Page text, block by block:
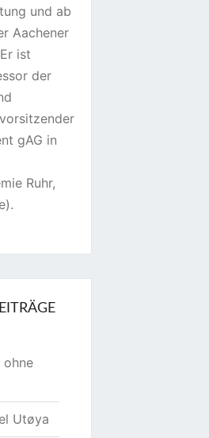
und ab
Aachener
ist
der
gAG in
Ruhr,
ohne
Utøya